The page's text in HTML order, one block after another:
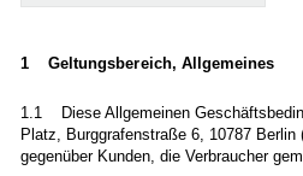
1 Geltungsbereich, Allgemeines
1.1 Diese Allgemeinen
Platz, Burggrafenstraße 6, 10787 Berlin
gegenüber Kunden, die Verbraucher